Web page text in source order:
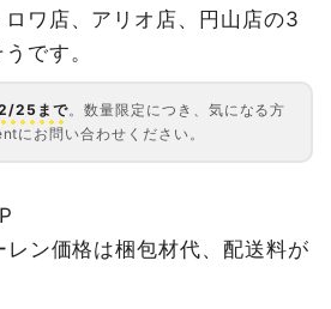
ロワ店、アリオ店、円山店の3
です。
25まで。数量限定につき、気になる方
にお問い合わせください。
ン価格は梱包材代、配送料が